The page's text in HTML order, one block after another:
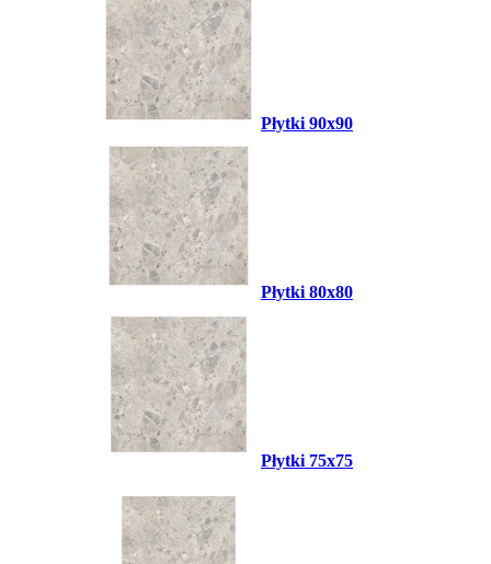
Płytki 90x90
Płytki 80x80
Płytki 75x75